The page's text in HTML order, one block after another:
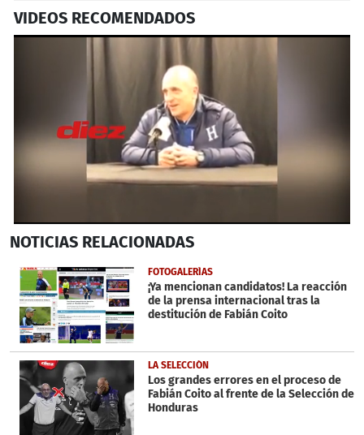
VIDEOS RECOMENDADOS
seconds
3
minutes,
42
seconds
NOTICIAS RELACIONADAS
FOTOGALERÍAS
¡Ya mencionan candidatos! La reacción
de la prensa internacional tras la
destitución de Fabián Coito
LA SELECCIÓN
Los grandes errores en el proceso de
Fabián Coito al frente de la Selección de
Honduras